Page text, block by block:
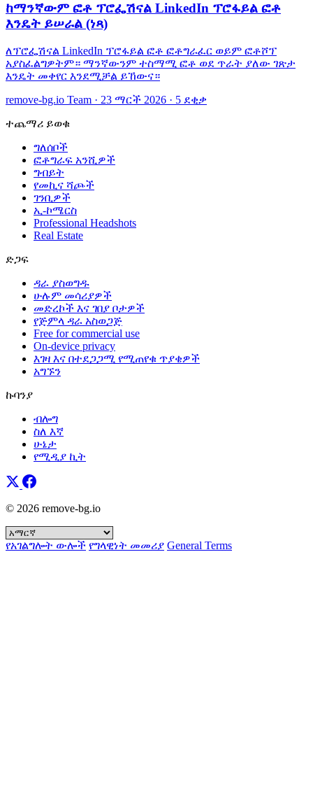
ከማንኛውም ፎቶ ፕሮፌሽናል LinkedIn ፕሮፋይል ፎቶ
እንዴት ይሠራል (ነጻ)
ለፕሮፌሽናል LinkedIn ፕሮፋይል ፎቶ ፎቶግራፈር ወይም ፎቶሾፕ
አያስፈልግዎትም። ማንኛውንም ተስማሚ ፎቶ ወደ ጥራት ያለው ገጽታ
እንዴት መቀየር እንደሚቻል ይኸውና።
remove-bg.io Team · 23 ማርች 2026 · 5 ደቂቃ
ተጨማሪ ይወቁ
ግለሰቦች
ፎቶግራፍ አንሺዎች
ግብይት
የመኪና ሻጮች
ገንቢዎች
ኢ-ኮሜርስ
Professional Headshots
Real Estate
ድጋፍ
ዳራ ያስወግዱ
ሁሉም መሳሪያዎች
መድረኮች እና ገበያ ቦታዎች
የጅምላ ዳራ አስወጋጅ
Free for commercial use
On-device privacy
እገዛ እና በተደጋጋሚ የሚጠየቁ ጥያቄዎች
አግኙን
ኩባንያ
ብሎግ
ስለ እኛ
ሁኔታ
የሚዲያ ኪት
© 2026 remove-bg.io
የአገልግሎት ውሎች የግላዊነት መመሪያ General Terms